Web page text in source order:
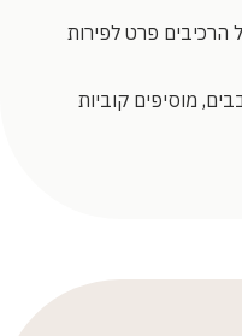
הרכיבים פרט לפירות
מוסיפים קוביות